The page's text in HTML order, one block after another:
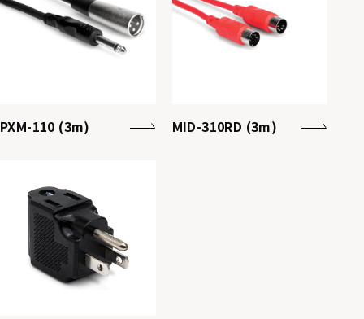
PXM-110 (3m) MID-310RD (3m)